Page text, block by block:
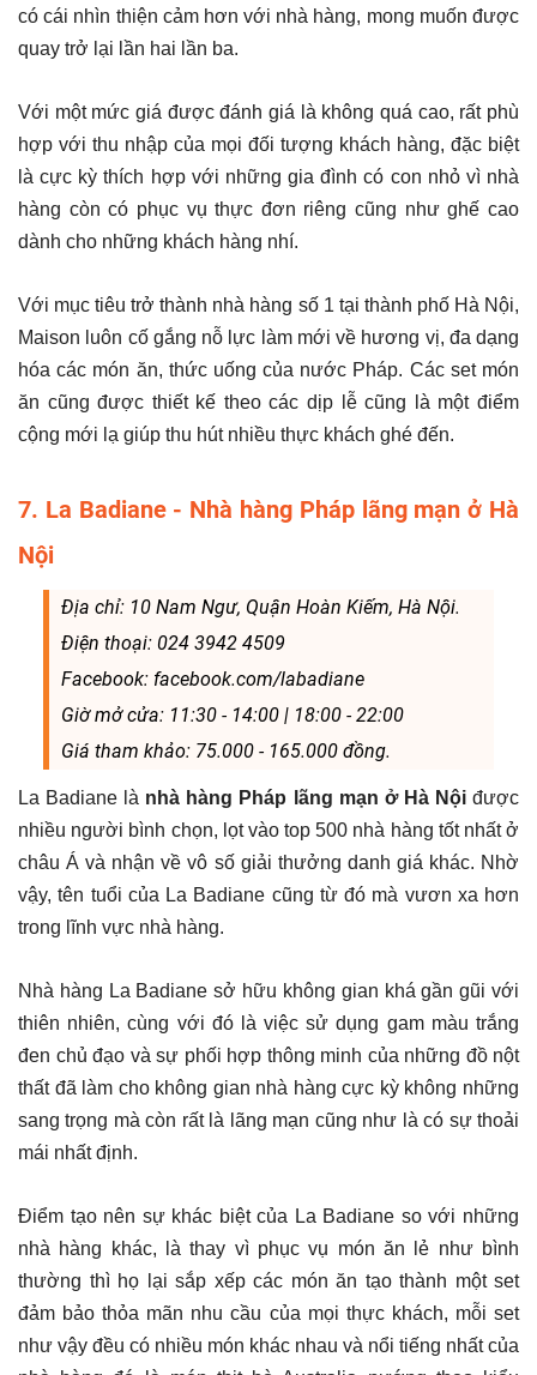
có cái nhìn thiện cảm hơn với nhà hàng, mong muốn được
quay trở lại lần hai lần ba.
Với một mức giá được đánh giá là không quá cao, rất phù
hợp với thu nhập của mọi đối tượng khách hàng, đặc biệt
là cực kỳ thích hợp với những gia đình có con nhỏ vì nhà
hàng còn có phục vụ thực đơn riêng cũng như ghế cao
dành cho những khách hàng nhí.
Với mục tiêu trở thành nhà hàng số 1 tại thành phố Hà Nội,
Maison luôn cố gắng nỗ lực làm mới về hương vị, đa dạng
hóa các món ăn, thức uống của nước Pháp. Các set món
ăn cũng được thiết kế theo các dịp lễ cũng là một điểm
cộng mới lạ giúp thu hút nhiều thực khách ghé đến.
7. La Badiane - Nhà hàng Pháp lãng mạn ở Hà
Nội
Địa chỉ: 10 Nam Ngư, Quận Hoàn Kiếm, Hà Nội.
Điện thoại: 024 3942 4509
Facebook: facebook.com/labadiane
Giờ mở cửa: 11:30 - 14:00 | 18:00 - 22:00
Giá tham khảo: 75.000 - 165.000 đồng.
La Badiane là nhà hàng Pháp lãng mạn ở Hà Nộiđược
nhiều người bình chọn, lọt vào top 500 nhà hàng tốt nhất ở
châu Á và nhận về vô số giải thưởng danh giá khác. Nhờ
vậy, tên tuổi của La Badiane cũng từ đó mà vươn xa hơn
trong lĩnh vực nhà hàng.
Nhà hàng La Badiane sở hữu không gian khá gần gũi với
thiên nhiên, cùng với đó là việc sử dụng gam màu trắng
đen chủ đạo và sự phối hợp thông minh của những đồ nột
thất đã làm cho không gian nhà hàng cực kỳ không những
sang trọng mà còn rất là lãng mạn cũng như là có sự thoải
mái nhất định.
Điểm tạo nên sự khác biệt của La Badiane so với những
nhà hàng khác, là thay vì phục vụ món ăn lẻ như bình
thường thì họ lại sắp xếp các món ăn tạo thành một set
đảm bảo thỏa mãn nhu cầu của mọi thực khách, mỗi set
như vậy đều có nhiều món khác nhau và nổi tiếng nhất của